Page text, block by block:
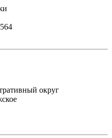
564
округ